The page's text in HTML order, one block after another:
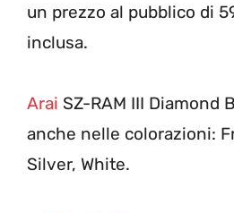
un prezzo al pubblico di
inclusa.
Arai SZ-RAM III Diamond
anche nelle colorazioni:
Silver, White.